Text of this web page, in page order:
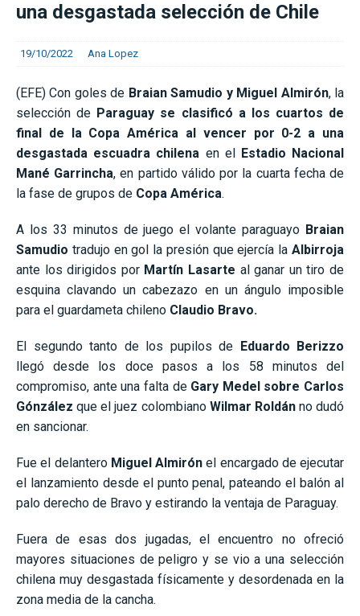
una desgastada selección de Chile
19/10/2022 Ana Lopez
(EFE) Con goles de Braian Samudio y Miguel Almirón, la
selección de Paraguay se clasificó a los cuartos de
final de la Copa América al vencer por 0-2 a una
desgastada escuadra chilena en el Estadio Nacional
Mané Garrincha, en partido válido por la cuarta fecha de
la fase de grupos de Copa América.
A los 33 minutos de juego el volante paraguayo Braian
Samudio tradujo en gol la presión que ejercía la Albirroja
ante los dirigidos por Martín Lasarte al ganar un tiro de
esquina clavando un cabezazo en un ángulo imposible
para el guardameta chileno Claudio Bravo.
El segundo tanto de los pupilos de Eduardo Berizzo
llegó desde los doce pasos a los 58 minutos del
compromiso, ante una falta de Gary Medel sobre Carlos
Gónzález que el juez colombiano Wilmar Roldánno dudó
en sancionar.
Fue el delantero Miguel Almirón el encargado de ejecutar
el lanzamiento desde el punto penal, pateando el balón al
palo derecho de Bravo y estirando la ventaja de Paraguay.
Fuera de esas dos jugadas, el encuentro no ofreció
mayores situaciones de peligro y se vio a una selección
chilena muy desgastada físicamente y desordenada en la
zona media de la cancha.